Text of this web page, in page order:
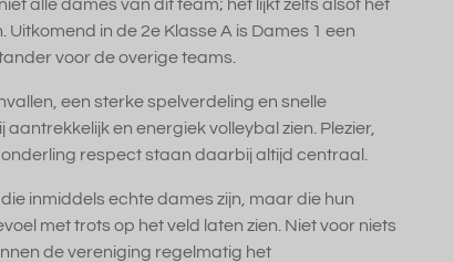
alle dames van dit team; het lijkt zelfs alsof het
Uitkomend in de 2e Klasse A is Dames 1 een
voor de overige teams.
een sterke spelverdeling en snelle
aantrekkelijk en energiek volleybal zien. Plezier,
respect staan daarbij altijd centraal.
inmiddels echte dames zijn, maar die hun
met trots op het veld laten zien. Niet voor niets
de vereniging regelmatig het